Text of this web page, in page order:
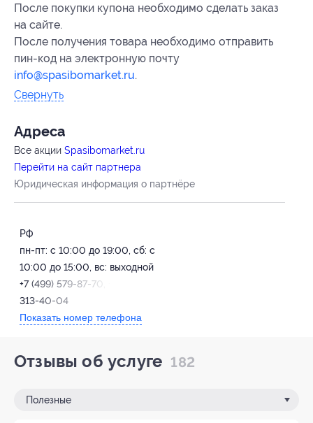
После покупки купона необходимо сделать заказ
на сайте.
После получения товара необходимо отправить
пин-код на электронную почту
info@spasibomarket.ru.
Свернуть
Адресa
Все акции Spasibomarket.ru
Перейти на сайт партнера
Юридическая информация о партнёре
РФ
пн-пт: с 10:00 до 19:00, сб: с
10:00 до 15:00, вс: выходной
+7 (499) 579-87-70, +7 (951)
313-40-04
Показать номер телефона
Отзывы об услуге 182
Полезные